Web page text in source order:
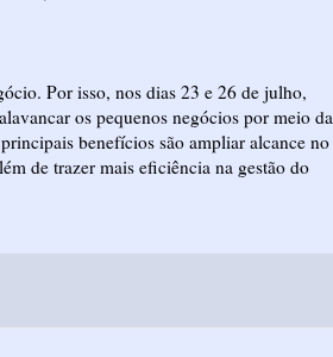
Por isso, nos dias 23 e 26 de julho,
os pequenos negócios por meio da
benefícios são ampliar alcance no
de trazer mais eficiência na gestão do